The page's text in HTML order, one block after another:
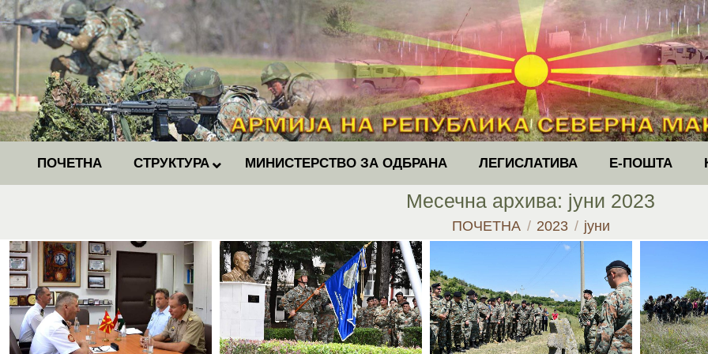
ПОЧЕТНА СТРУКТУРА МИНИСТЕРСТВО ЗА ОДБРАНА ЛЕГИСЛАТИВА Е-ПОШТА
Месечна архива: јуни 2023
You are here:
ПОЧЕТНА 2023 јуни